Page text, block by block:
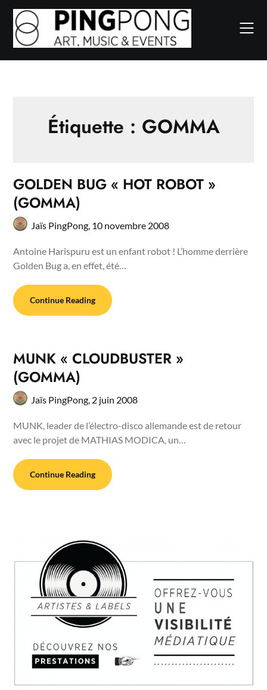
Skip
content
Étiquette : GOMMA
GOLDEN BUG « HOT ROBOT »
(GOMMA)
Jaïs PingPong, 10 novembre 2008
Antoine Harispuru est un enfant robot ! L’homme derrière
Golden Bug a, en effet, été…
Continue Reading
MUNK « CLOUDBUSTER »
(GOMMA)
Jaïs PingPong, 2 juin 2008
MUNK, leader de l’électro-disco allemande est de retour
avec le projet de MATHIAS MODICA, un…
Continue Reading